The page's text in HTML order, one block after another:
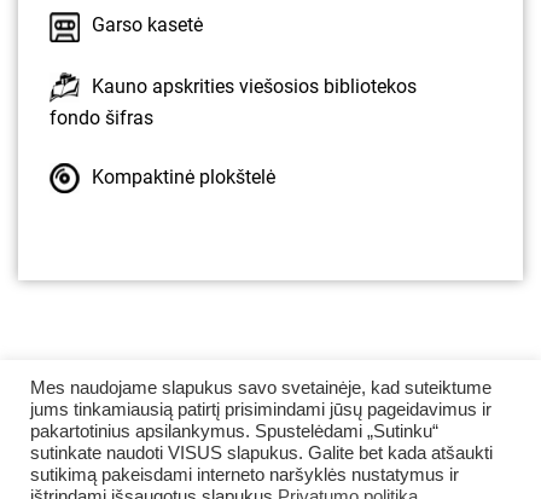
Garso kasetė
Kauno apskrities viešosios bibliotekos
fondo šifras
Kompaktinė plokštelė
Mes naudojame slapukus savo svetainėje, kad suteiktume
jums tinkamiausią patirtį prisimindami jūsų pageidavimus ir
pakartotinius apsilankymus. Spustelėdami „Sutinku“
sutinkate naudoti VISUS slapukus. Galite bet kada atšaukti
sutikimą pakeisdami interneto naršyklės nustatymus ir